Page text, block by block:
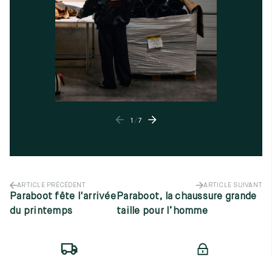
1 / 7
ARTICLE PRÉCÉDENT
Paraboot fête l'arrivée
du printemps
ARTICLE SUIVANT
Paraboot, la chaussure grande
taille pour l’homme